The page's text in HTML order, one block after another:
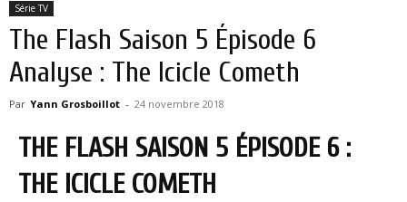
Série TV
The Flash Saison 5 Épisode 6
Analyse : The Icicle Cometh
Par Yann Grosboillot - 24 novembre 2018
THE FLASH SAISON 5 ÉPISODE 6 :
THE ICICLE COMETH